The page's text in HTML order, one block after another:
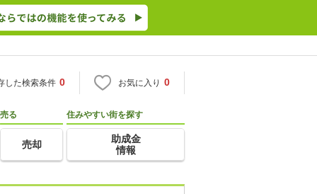
した検索条件 0 お気に入り 0
売る
売却
住みやすい街を探す
助成金
情報